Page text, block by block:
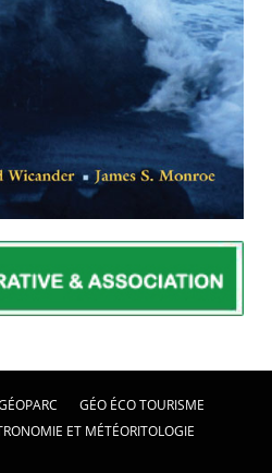
GÉO ÉCO TOURISME
ET MÉTÉORITOLOGIE